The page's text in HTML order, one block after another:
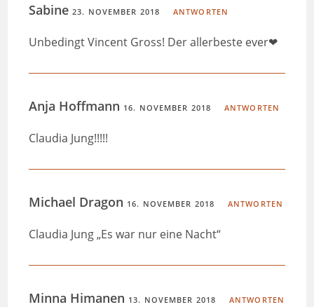
Sabine23. NOVEMBER 2018 ANTWORTEN
Unbedingt Vincent Gross! Der allerbeste ever❤
Anja Hoffmann 16. NOVEMBER 2018 ANTWORTEN
Claudia Jung!!!!!
Michael Dragon 16. NOVEMBER 2018 ANTWORTEN
Claudia Jung „Es war nur eine Nacht“
Minna Himanen 13. NOVEMBER 2018 ANTWORTEN